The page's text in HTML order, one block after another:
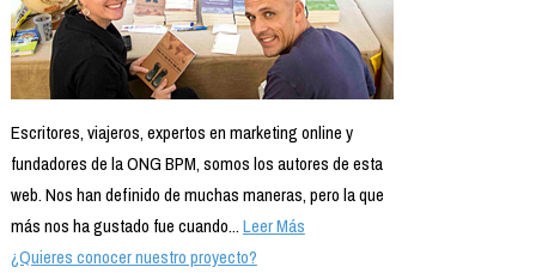
Escritores, viajeros, expertos en marketing online y
fundadores de la ONG BPM, somos los autores de esta
web. Nos han definido de muchas maneras, pero la que
más nos ha gustado fue cuando...Leer Más
¿Quieres conocer nuestro proyecto?